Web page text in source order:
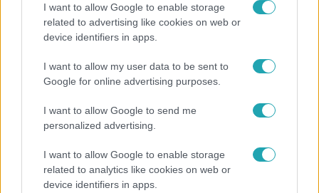
I want to allow Google to enable storage
related to advertising like cookies on web or
device identifiers in apps.
I want to allow my user data to be sent to
Google for online advertising purposes.
I want to allow Google to send me
personalized advertising.
I want to allow Google to enable storage
related to analytics like cookies on web or
device identifiers in apps.
Életmód
Minden nyáron ezt a receptet keresik: így lesz